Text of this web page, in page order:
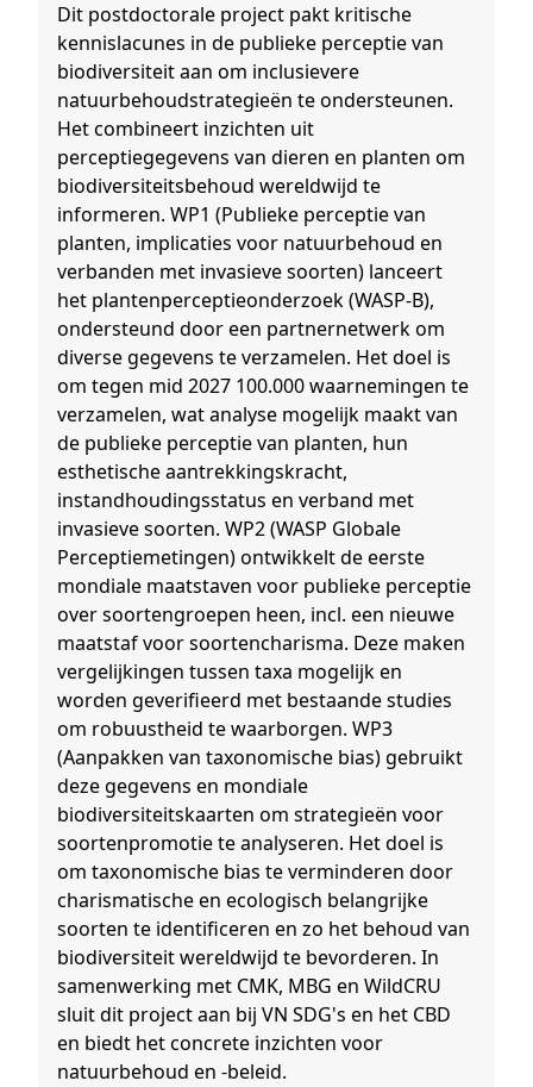
Dit postdoctorale project pakt kritische
kennislacunes in de publieke perceptie van
biodiversiteit aan om inclusievere
natuurbehoudstrategieën te ondersteunen.
Het combineert inzichten uit
perceptiegegevens van dieren en planten om
biodiversiteitsbehoud wereldwijd te
informeren. WP1 (Publieke perceptie van
planten, implicaties voor natuurbehoud en
verbanden met invasieve soorten) lanceert
het plantenperceptieonderzoek (WASP-B),
ondersteund door een partnernetwerk om
diverse gegevens te verzamelen. Het doel is
om tegen mid 2027 100.000 waarnemingen te
verzamelen, wat analyse mogelijk maakt van
de publieke perceptie van planten, hun
esthetische aantrekkingskracht,
instandhoudingsstatus en verband met
invasieve soorten. WP2 (WASP Globale
Perceptiemetingen) ontwikkelt de eerste
mondiale maatstaven voor publieke perceptie
over soortengroepen heen, incl. een nieuwe
maatstaf voor soortencharisma. Deze maken
vergelijkingen tussen taxa mogelijk en
worden geverifieerd met bestaande studies
om robuustheid te waarborgen. WP3
(Aanpakken van taxonomische bias) gebruikt
deze gegevens en mondiale
biodiversiteitskaarten om strategieën voor
soortenpromotie te analyseren. Het doel is
om taxonomische bias te verminderen door
charismatische en ecologisch belangrijke
soorten te identificeren en zo het behoud van
biodiversiteit wereldwijd te bevorderen. In
samenwerking met CMK, MBG en WildCRU
sluit dit project aan bij VN SDG's en het CBD
en biedt het concrete inzichten voor
natuurbehoud en -beleid.